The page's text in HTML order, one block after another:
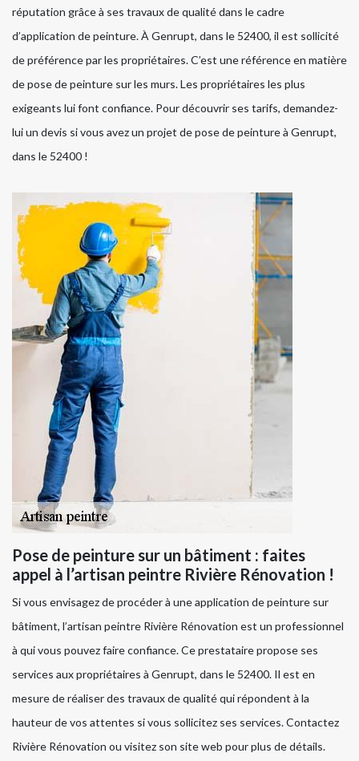
réputation grâce à ses travaux de qualité dans le cadre
d’application de peinture. À Genrupt, dans le 52400, il est sollicité
de préférence par les propriétaires. C’est une référence en matière
de pose de peinture sur les murs. Les propriétaires les plus
exigeants lui font confiance. Pour découvrir ses tarifs, demandez-
lui un devis si vous avez un projet de pose de peinture à Genrupt,
dans le 52400 !
Pose de peinture sur un bâtiment : faites
appel à l’artisan peintre Rivière Rénovation !
Si vous envisagez de procéder à une application de peinture sur
bâtiment, l’artisan peintre Rivière Rénovation est un professionnel
à qui vous pouvez faire confiance. Ce prestataire propose ses
services aux propriétaires à Genrupt, dans le 52400. Il est en
mesure de réaliser des travaux de qualité qui répondent à la
hauteur de vos attentes si vous sollicitez ses services. Contactez
Rivière Rénovation ou visitez son site web pour plus de détails.